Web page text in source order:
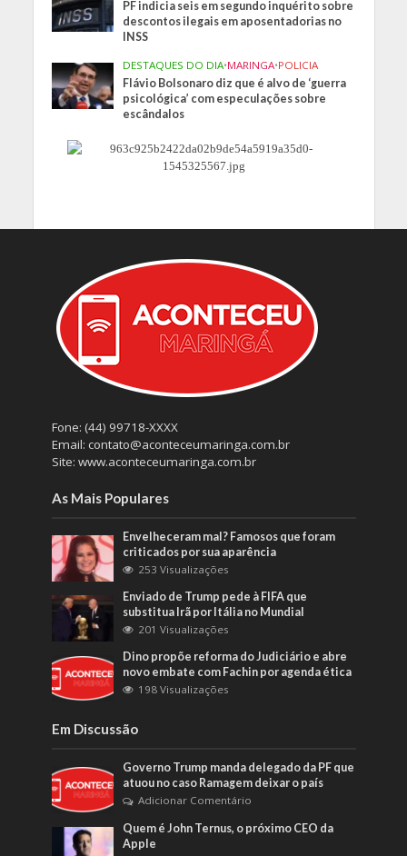
PF indicia seis em segundo inquérito sobre
descontos ilegais em aposentadorias no
INSS
DESTAQUES DO DIA•MARINGA•POLICIA
Flávio Bolsonaro diz que é alvo de ‘guerra
psicológica’ com especulações sobre
escândalos
Fone: (44) 99718-XXXX
Email: contato@aconteceumaringa.com.br
Site: www.aconteceumaringa.com.br
As Mais Populares
Envelheceram mal? Famosos que foram
criticados por sua aparência
253 Visualizações
Enviado de Trump pede à FIFA que
substitua Irã por Itália no Mundial
201 Visualizações
Dino propõe reforma do Judiciário e abre
novo embate com Fachin por agenda ética
198 Visualizações
Em Discussão
Governo Trump manda delegado da PF que
atuou no caso Ramagem deixar o país
Adicionar Comentário
Quem é John Ternus, o próximo CEO da
Apple